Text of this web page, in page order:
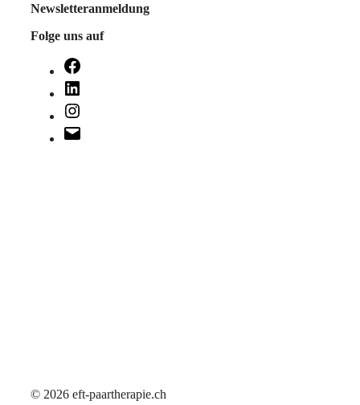
Newsletteranmeldung
Folge uns auf
Facebook
LinkedIn
Instagram
E-
Mail
© 2026 eft-paartherapie.ch